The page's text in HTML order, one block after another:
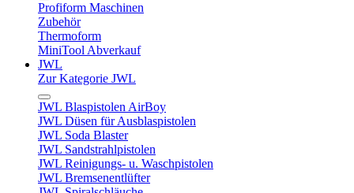
Profiform Maschinen
Zubehör
Thermoform
MiniTool Abverkauf
JWL
Zur Kategorie JWL
JWL Blaspistolen AirBoy
JWL Düsen für Ausblaspistolen
JWL Soda Blaster
JWL Sandstrahlpistolen
JWL Reinigungs- u. Waschpistolen
JWL Bremsenentlüfter